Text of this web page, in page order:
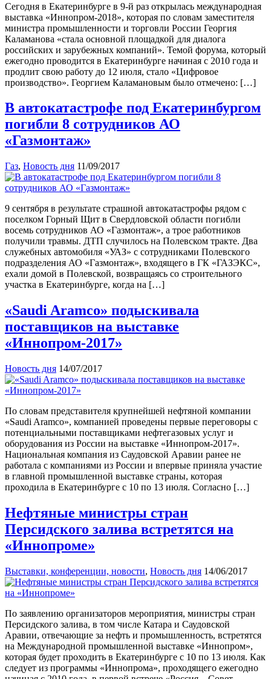
Сегодня в Екатеринбурге в 9-й раз открылась международная
выставка «Иннопром-2018», которая по словам заместителя
министра промышленности и торговли России Георгия
Каламанова «стала основной площадкой для диалога
российских и зарубежных компаний». Темой форума, который
ежегодно проводится в Екатеринбурге начиная с 2010 года и
продлит свою работу до 12 июля, стало «Цифровое
производство». Георгием Каламановым было отмечено: […]
В автокатастрофе под Екатеринбургом
погибли 8 сотрудников АО
«Газмонтаж»
Газ, Новость дня 11/09/2017
9 сентября в результате страшной автокатастрофы рядом с
поселком Горный Щит в Свердловской области погибли
восемь сотрудников АО «Газмонтаж», а трое работников
получили травмы. ДТП случилось на Полевском тракте. Два
служебных автомобиля «УАЗ» с сотрудниками Полевского
подразделения АО «Газмонтаж», входящего в ГК «ГАЗЭКС»,
ехали домой в Полевской, возвращаясь со строительного
участка в Екатеринбурге, когда на […]
«Saudi Aramco» подыскивала
поставщиков на выставке
«Иннопром-2017»
Новость дня 14/07/2017
По словам представителя крупнейшей нефтяной компании
«Saudi Aramco», компанией проведены первые переговоры с
потенциальными поставщиками нефтегазовых услуг и
оборудования из России на выставке «Иннопром-2017».
Национальная компания из Саудовской Аравии ранее не
работала с компаниями из России и впервые приняла участие
в главной промышленной выставке страны, которая
проходила в Екатеринбурге с 10 по 13 июля. Согласно […]
Нефтяные министры стран
Персидского залива встретятся на
«Иннопроме»
Выставки, конференции, новости, Новость дня 14/06/2017
По заявлению организаторов мероприятия, министры стран
Персидского залива, в том числе Катара и Саудовской
Аравии, отвечающие за нефть и промышленность, встретятся
на Международной промышленной выставке «Иннопром»,
которая будет проходить в Екатеринбурге с 10 по 13 июля. Как
следует из программы «Иннопрома», проходящего ежегодно